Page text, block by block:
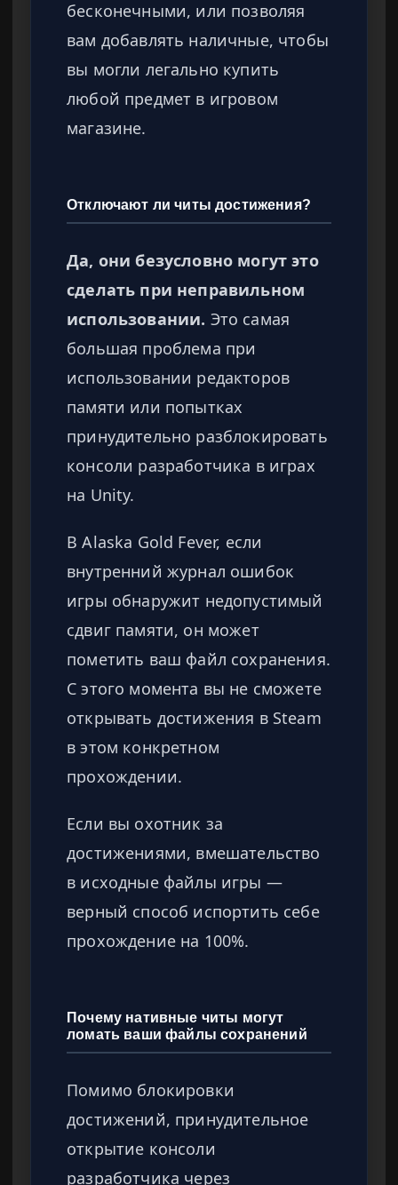
бесконечными, или позволяя
вам добавлять наличные, чтобы
вы могли легально купить
любой предмет в игровом
магазине.
Отключают ли читы достижения?
Да, они безусловно могут это
сделать при неправильном
использовании. Это самая
большая проблема при
использовании редакторов
памяти или попытках
принудительно разблокировать
консоли разработчика в играх
на Unity.
В Alaska Gold Fever, если
внутренний журнал ошибок
игры обнаружит недопустимый
сдвиг памяти, он может
пометить ваш файл сохранения.
С этого момента вы не сможете
открывать достижения в Steam
в этом конкретном
прохождении.
Если вы охотник за
достижениями, вмешательство
в исходные файлы игры —
верный способ испортить себе
прохождение на 100%.
Почему нативные читы могут
ломать ваши файлы сохранений
Помимо блокировки
достижений, принудительное
открытие консоли
разработчика через